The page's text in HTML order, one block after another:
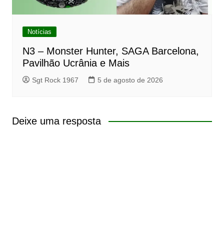
Notícias
N3 – Monster Hunter, SAGA Barcelona,
Pavilhão Ucrânia e Mais
Sgt Rock 1967 5 de agosto de 2026
Deixe uma resposta